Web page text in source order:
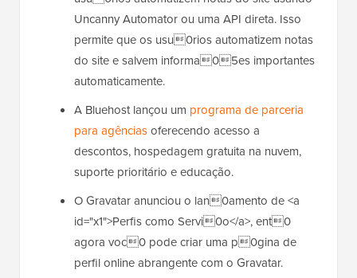
Uncanny Automator ou uma API direta. Isso
permite que os usu0rios automatizem notas
do site e salvem informa05es importantes
automaticamente.
A Bluehost lançou um programa de parceria
para agênciasoferecendo acesso a
descontos, hospedagem gratuita na nuvem,
suporte prioritário e educação.
O Gravatar anunciou o lan0amento de <a
id="x1">Perfis como Servi0o</a>, ent0
agora voc0 pode criar uma p0gina de
perfil online abrangente com o Gravatar.